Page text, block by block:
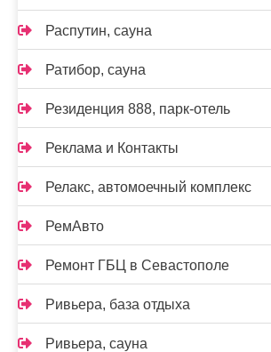
Распутин, сауна
Ратибор, сауна
Резиденция 888, парк-отель
Реклама и Контакты
Релакс, автомоечный комплекс
РемАвто
Ремонт ГБЦ в Севастополе
Ривьера, база отдыха
Ривьера, сауна